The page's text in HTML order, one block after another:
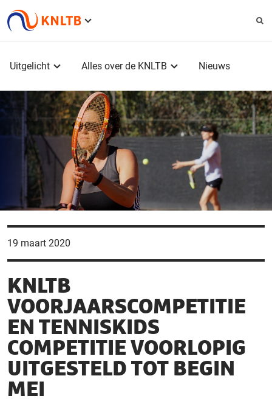
Uitgelicht Alles over de KNLTB Nieuws
19 maart 2020
KNLTB
VOORJAARSCOMPETITIE
EN TENNISKIDS
COMPETITIE VOORLOPIG
UITGESTELD TOT BEGIN
MEI